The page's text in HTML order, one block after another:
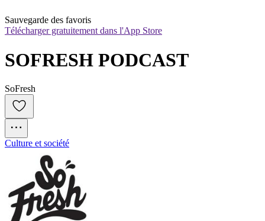
Sauvegarde des favoris
Télécharger gratuitement dans l'App Store
SOFRESH PODCAST
SoFresh
Culture et société